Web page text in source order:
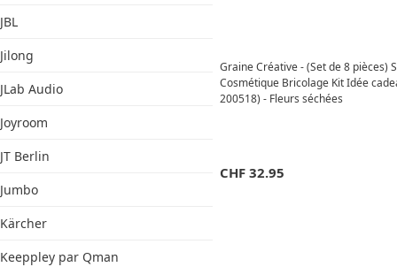
JBL
Jilong
JLab Audio
Joyroom
JT Berlin
Jumbo
Kärcher
Keeppley par Qman
Graine Créative - (Set de 8 pièces)
Cosmétique Bricolage Kit Idée
200518) - Fleurs séchées
CHF 32.95